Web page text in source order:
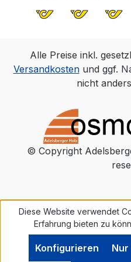
Temperaturen und/
Trockenzeit. Für gute
sorgen.Nach ca. 2-
Oberfläche
des Produktes
nach der
Holzes. Alle
glatte und
natürlichen Farbton
(Dauernasseffekt).
Auftragsweise und
führen zu
Alle Preise inkl.
Versandkostenund ggf.
nicht
© Copyright
Diese Website verwendet
Erfahrung bieten zu
Konfigurieren